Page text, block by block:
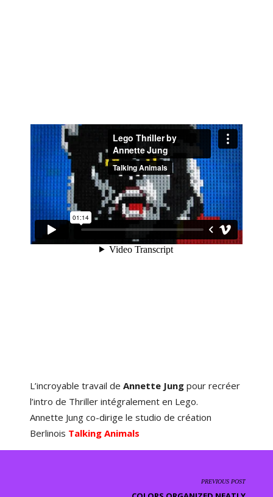
L’incroyable travail deAnnette Jung pour recréer
l’intro de Thriller intégralement en Lego.
Annette Jung co-dirige le studio de création
Berlinois Talking Animals
PREVIOUS POST